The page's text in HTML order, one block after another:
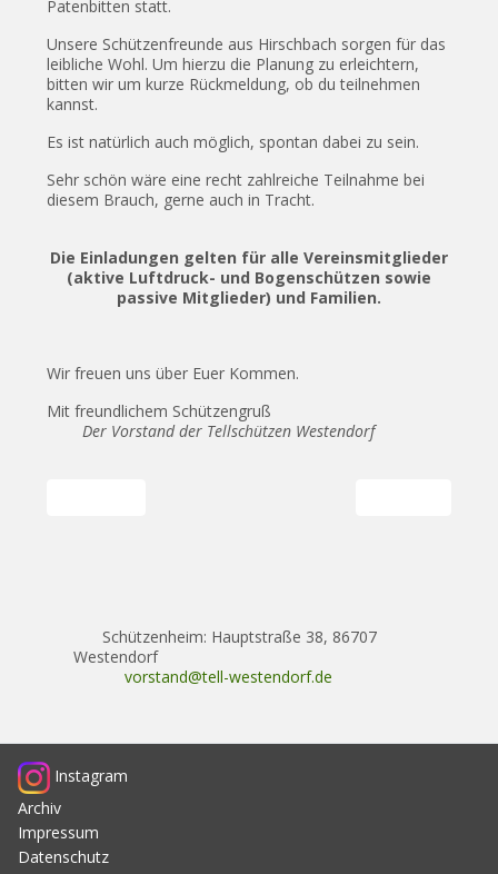
Patenbitten statt.
Unsere Schützenfreunde aus Hirschbach sorgen für das
leibliche Wohl. Um hierzu die Planung zu erleichtern,
bitten wir um kurze Rückmeldung, ob du teilnehmen
kannst.
Es ist natürlich auch möglich, spontan dabei zu sein.
Sehr schön wäre eine recht zahlreiche Teilnahme bei
diesem Brauch, gerne auch in Tracht.
Die Einladungen gelten für alle Vereinsmitglieder
(aktive Luftdruck- und Bogenschützen sowie
passive Mitglieder) und Familien.
Wir freuen uns über Euer Kommen.
Mit freundlichem Schützengruß
Der Vorstand der Tellschützen Westendorf
Schützenheim: Hauptstraße 38, 86707
Westendorf
vorstand@tell-westendorf.de
Instagram
Archiv
Impressum
Datenschutz